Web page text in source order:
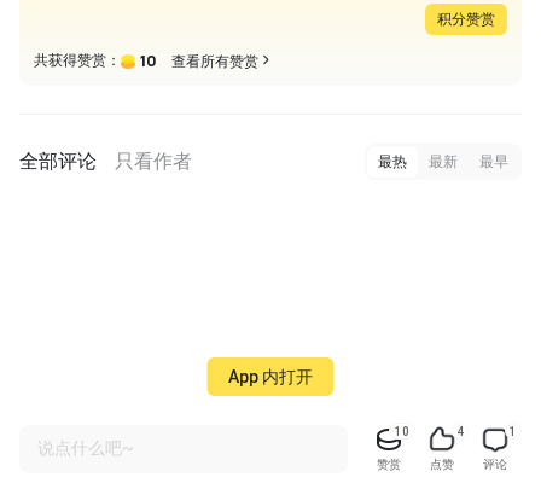
积分赞赏
共获得赞赏： 10 查看所有赞赏
全部评论 只看作者 最热 最新 最早
说点什么吧~
10
赞赏
4
点赞
1
评论
App 内打开